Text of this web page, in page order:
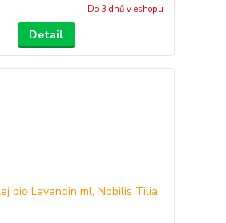
Do 3 dnů v eshopu
Detail